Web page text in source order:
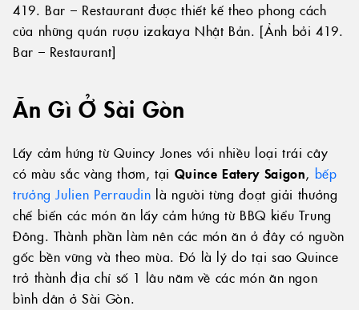
419. Bar – Restaurant được thiết kế theo phong cách
của những quán rượu izakaya Nhật Bản. [Ảnh bởi 419.
Bar – Restaurant]
Ăn Gì Ở Sài Gòn
Lấy cảm hứng từ Quincy Jones với nhiều loại trái cây
có màu sắc vàng thơm, tại Quince Eatery Saigon, bếp
trưởng Julien Perraudin là người từng đoạt giải thưởng
chế biến các món ăn lấy cảm hứng từ BBQ kiểu Trung
Đông. Thành phần làm nên các món ăn ở đây có nguồn
gốc bền vững và theo mùa. Đó là lý do tại sao Quince
trở thành địa chỉ số 1 lâu năm về các món ăn ngon
bình dân ở Sài Gòn.
Khách sạn Wink có thể cập nhật chính sách này theo thời gian.
Chúng tôi sẽ luôn đăng phiên bản hiện hành của chính sách này
trên các trang web của mình và sẽ ghi rõ ở đầu chính sách ngày có
theo thời gian để cập nhật các thông lệ về quyền riêng tư của chúng
tôi và giữ thông tin cá nhân của bạn an toàn và bảo mật tại một
trong những khách sạn tốt nhất tại Sài Gòn.
ĐIỀU KIỆN & ĐIỀU KHOẢN CHÍNH SÁCH BẢO MẬT
DIGITAL EXPERIENCE BY ALPHA CREATIVE